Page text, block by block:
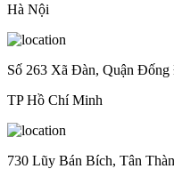
Hà Nội
Số 263 Xã Đàn, Quận
TP Hồ Chí Minh
730 Lũy Bán Bích, Tân